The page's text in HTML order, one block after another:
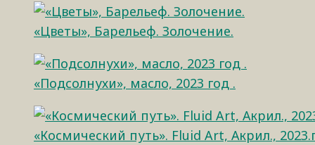
«Цветы», Барельеф. Золочение.
«Подсолнухи», масло, 2023 год .
«Космический путь». Fluid Art, Акрил.,